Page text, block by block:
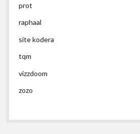
prot
raphaal
site kodera
tqm
vizzdoom
zozo